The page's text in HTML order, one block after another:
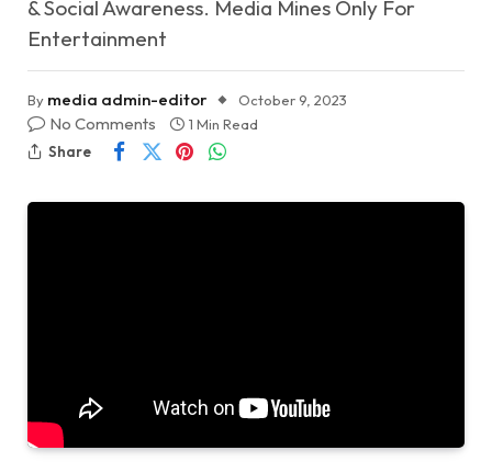
& Social Awareness. Media Mines Only For
Entertainment
By media admin-editor October 9, 2023
No Comments
1 Min Read
Share